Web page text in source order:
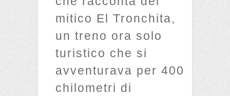
mitico El Tronchita,
un treno ora solo
turistico che si
avventurava per 400
chilometri di